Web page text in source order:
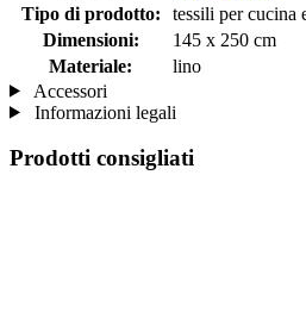
Tipo di prodotto:
tessili per cucina
Dimensioni:
145 x 250 cm
Materiale:
lino
Accessori
Informazioni legali
Prodotti consigliati